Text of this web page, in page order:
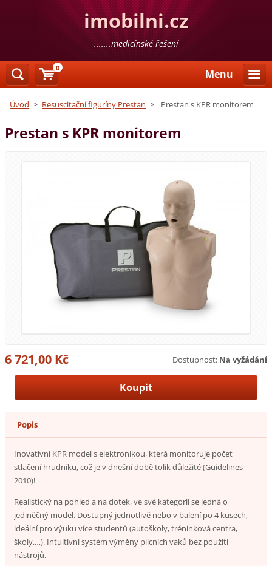
imobilni.cz
.......medicínské řešení
Menu
Úvod > Resuscitační figuríny Prestan > Prestan s KPR monitorem
Prestan s KPR monitorem
Dostupnost: Na vyžádání
6 721,00 Kč
Popis
Inovativní KPR model s elektronikou, která monitoruje počet
stlačení hrudníku, což je v dnešní době tolik důležité (Guidelines
2010)!
Realistický na pohled a na dotek, ve své kategorii se jedná o
jediněčný model. Dostupný jednotlivě nebo v balení po 4 kusech,
ideální pro výuku více studentů (autoškoly, tréninková centra,
školy,…). Intuitivní systém výměny plicních vaků bez použití
nástrojů.
0